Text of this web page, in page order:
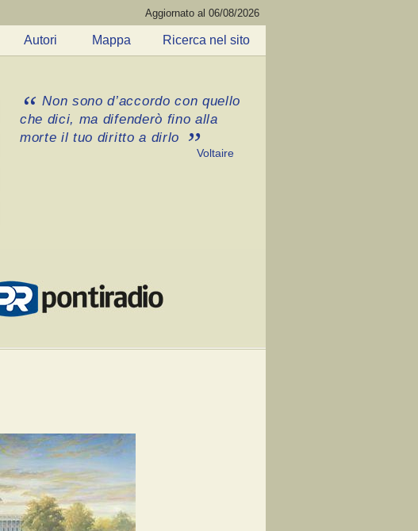
Aggiornato al 06/08/2026
Autori Mappa Ricerca nel sito
Non sono d’accordo con quello
che dici, ma difenderò fino alla
morte il tuo diritto a dirlo
Voltaire